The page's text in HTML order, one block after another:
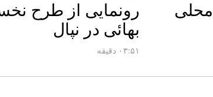
رونمایی از طرح
بهائی در نپال
۰۳:۵۱ دقیقه